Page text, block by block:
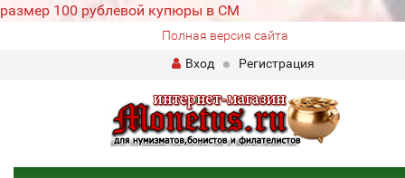
размер 100 рублевой купюры в СМ
Полная версия сайта
Вход
Регистрация